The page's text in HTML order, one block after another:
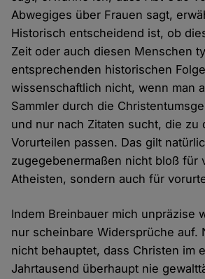
Abwegiges über Frauen sagt,
Historisch entscheidend ist, ob
Zeit oder auch diesen Menschen
entsprechenden historischen
wissenschaftlich nicht, wenn man
Sammler durch die
und nur nach Zitaten sucht, die zu
Vorurteilen passen. Das gilt
zugegebenermaßen nicht bloß für
Atheisten, sondern auch für
Indem Breinbauer mich unpräzise
nur scheinbare Widersprüche auf.
nicht behauptet, dass Christen im
Jahrtausend überhaupt nie